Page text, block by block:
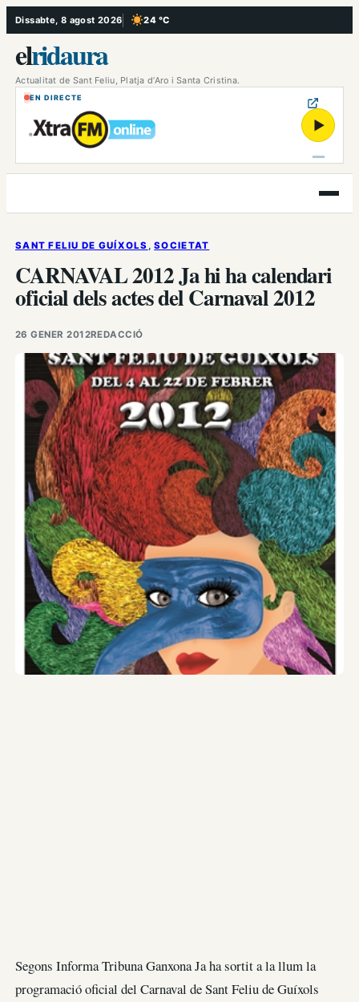
Vés
al
contingut
Dissabte, 8 agost 2026 24 °C
, Cel serè
elridaura
Actualitat de Sant Feliu, Platja d’Aro i Santa Cristina.
EN DIRECTE
▶
Obre
el
SANT FELIU DE GUÍXOLS , SOCIETAT
CARNAVAL 2012 Ja hi ha calendari
oficial dels actes del Carnaval 2012
26 GENER 2012REDACCIÓ
Segons Informa Tribuna Ganxona Ja ha sortit a la llum la
programació oficial del Carnaval de Sant Feliu de Guíxols